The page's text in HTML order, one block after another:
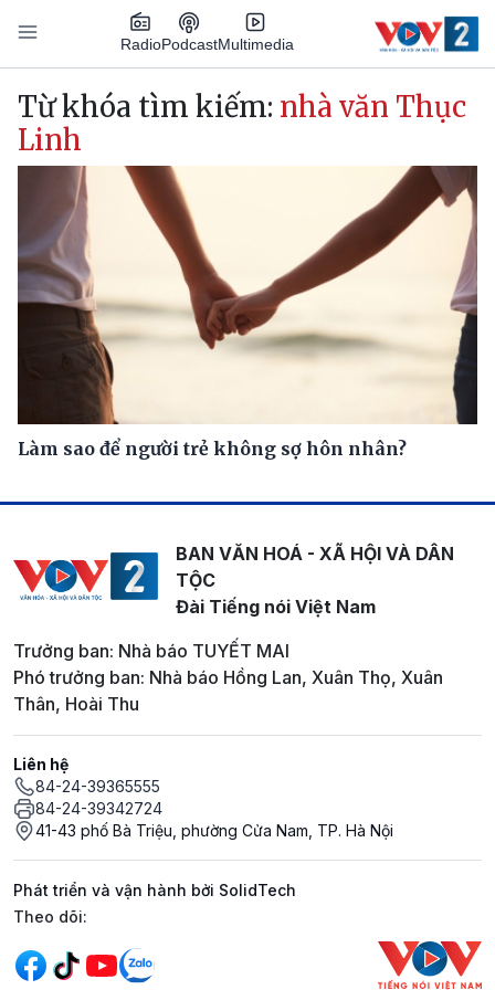
Nhảy đến nội dung
RadioPodcastMultimedia
Main navigation
Từ khóa tìm kiếm: nhà văn Thục
Linh
Làm sao để người trẻ không sợ hôn nhân?
BAN VĂN HOÁ - XÃ HỘI VÀ DÂN
TỘC
Đài Tiếng nói Việt Nam
Trưởng ban: Nhà báo TUYẾT MAI
Phó trưởng ban: Nhà báo Hồng Lan, Xuân Thọ, Xuân
Thân, Hoài Thu
Liên hệ
84-24-39365555
84-24-39342724
41-43 phố Bà Triệu, phường Cửa Nam, TP. Hà Nội
Phát triển và vận hành bởi SolidTech
Mạng xã hội
Theo dõi: